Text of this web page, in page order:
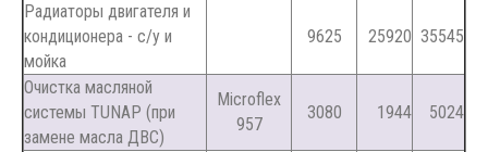
Радиаторы двигателя и
кондиционера - с/у и
мойка
9625 25920 35545
Очистка масляной
системы TUNAP (при
замене масла ДВС)
Microflex
957
3080 1944 5024